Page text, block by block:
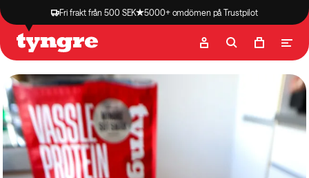
Fri frakt från 500 SEK 5000+ omdömen på Trustpilot
Butik Recept